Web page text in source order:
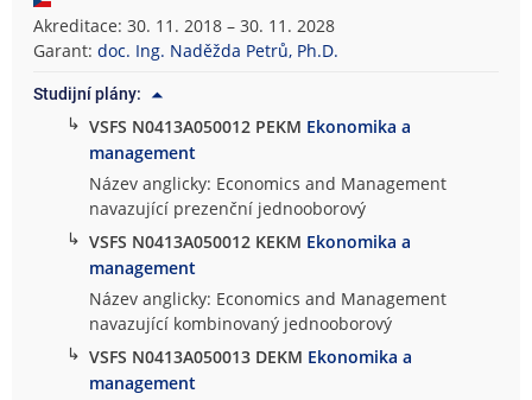
Akreditace: 30. 11. 2018 – 30. 11. 2028
Garant:doc. Ing. Naděžda Petrů, Ph.D.
Studijní plány:
↳ VSFS N0413A050012 PEKM Ekonomika a
management
Název anglicky: Economics and Management
navazující prezenční jednooborový
↳ VSFS N0413A050012 KEKM Ekonomika a
management
Název anglicky: Economics and Management
navazující kombinovaný jednooborový
↳ VSFS N0413A050013 DEKM Ekonomika a
management